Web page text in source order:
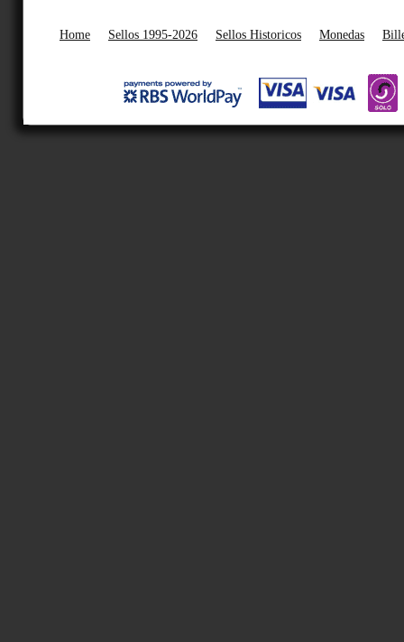
Home Sellos 1995-2026 Sellos Historicos Monedas